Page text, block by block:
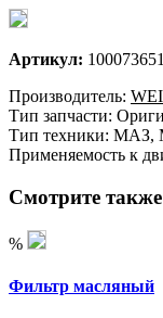
Артикул:
Производитель:
Тип запчасти:
Тип техники: МАЗ,
Применяемость к
Смотрите также
%
Фильтр масляный